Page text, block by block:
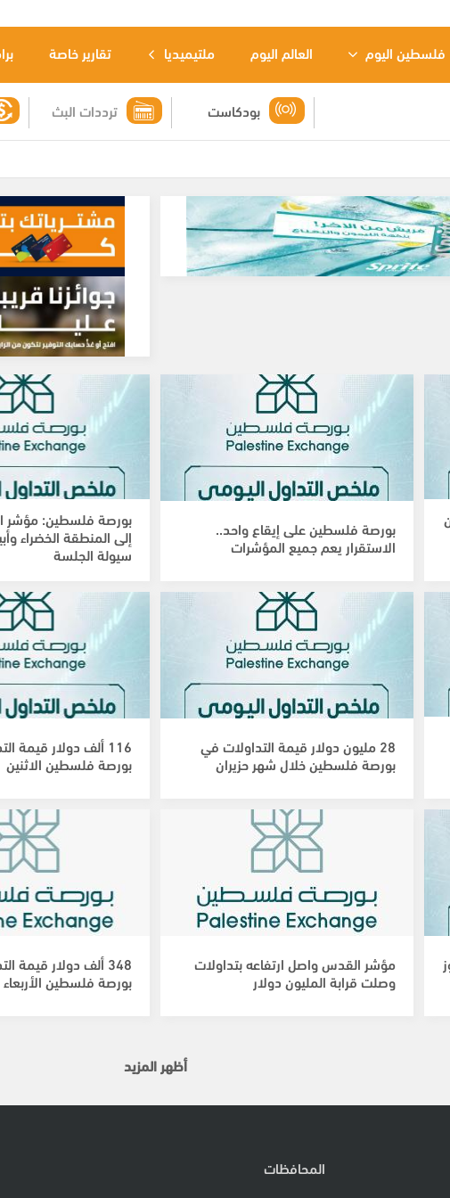
فلسطين اليوم العالم اليوم ملتيميديا تقارير خاصة
ترددات البث بودكاست
بورصة فلسطين على إيقاع واحد..
الاستقرار يعم جميع المؤشرات
بورصة فلسطين: مؤشر
إلى المنطقة الخضراء
سيولة الجلسة
28 مليون دولار قيمة التداولات في
بورصة فلسطين خلال شهر حزيران
116 ألف دولار قيمة
بورصة فلسطين الاثنين
مؤشر القدس واصل ارتفاعه بتداولات
وصلت قرابة المليون دولار
348 ألف دولار قيمة
بورصة فلسطين الأربعاء
أظهر المزيد
المحافظات